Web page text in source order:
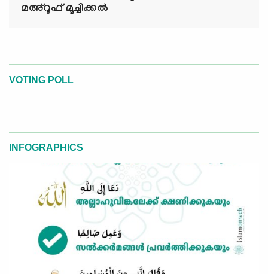
മഅ്റൂഫ് മൂച്ചിക്കല്‍
VOTING POLL
INFOGRAPHICS